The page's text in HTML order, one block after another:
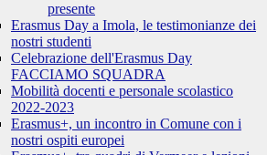
presente
Erasmus Day a Imola, le testimonianze dei
nostri studenti
Celebrazione dell'Erasmus Day
FACCIAMO SQUADRA
Mobilità docenti e personale scolastico
2022-2023
Erasmus+, un incontro in Comune con i
nostri ospiti europei